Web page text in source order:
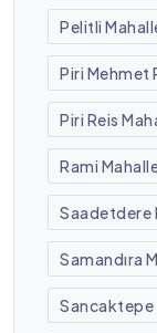
Pelitli
Piri Mehmet
Piri Reis
Rami
Saadetdere
Samandıra
Sancaktepe